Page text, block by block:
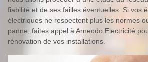
fiabilité et de ses failles éventuelles. Si vos
électriques ne respectent plus les normes
panne, faites appel à Arneodo Electricité
rénovation de vos installations.